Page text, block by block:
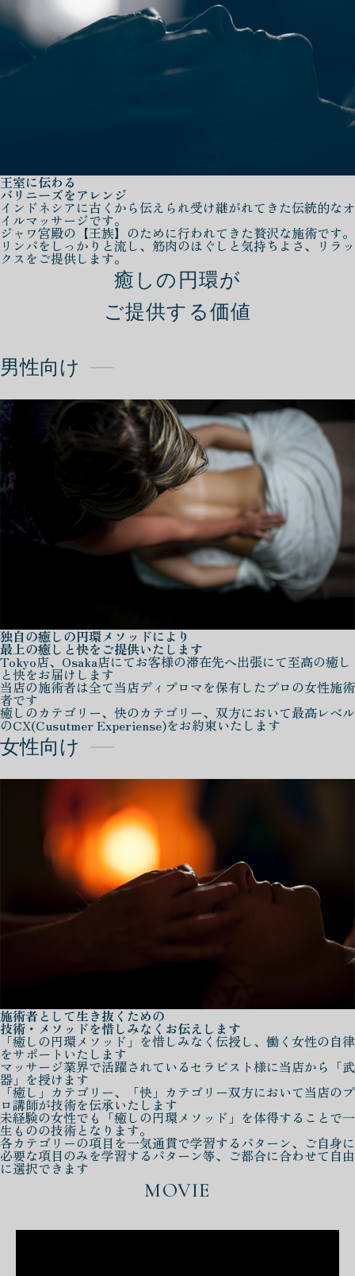
王室に伝わる
バリニーズをアレンジ
インドネシアに古くから伝えられ受け継がれてきた伝統的なオ
イルマッサージです。
ジャワ宮殿の【王族】のために行われてきた贅沢な施術です。
リンパをしっかりと流し、筋肉のほぐしと気持ちよさ、リラッ
クスをご提供します。
癒しの円環が
ご提供する価値
男性向け
独自の癒しの円環メソッドにより
最上の癒しと快をご提供いたします
Tokyo店、Osaka店にてお客様の滞在先へ出張にて至高の癒し
と快をお届けします
当店の施術者は全て当店ディプロマを保有したプロの女性施術
者です
癒しのカテゴリー、快のカテゴリー、双方において最高レベル
のCX(Cusutmer Experiense)をお約束いたします
女性向け
施術者として生き抜くための
技術・メソッドを惜しみなくお伝えします
「癒しの円環メソッド」を惜しみなく伝授し、働く女性の自律
をサポートいたします
マッサージ業界で活躍されているセラピスト様に当店から「武
器」を授けます
「癒し」カテゴリー、「快」カテゴリー双方において当店のプ
ロ講師が技術を伝承いたします
未経験の女性でも「癒しの円環メソッド」を体得することで一
生ものの技術となります。
各カテゴリーの項目を一気通貫で学習するパターン、ご自身に
必要な項目のみを学習するパターン等、ご都合に合わせて自由
に選択できます
MOVIE